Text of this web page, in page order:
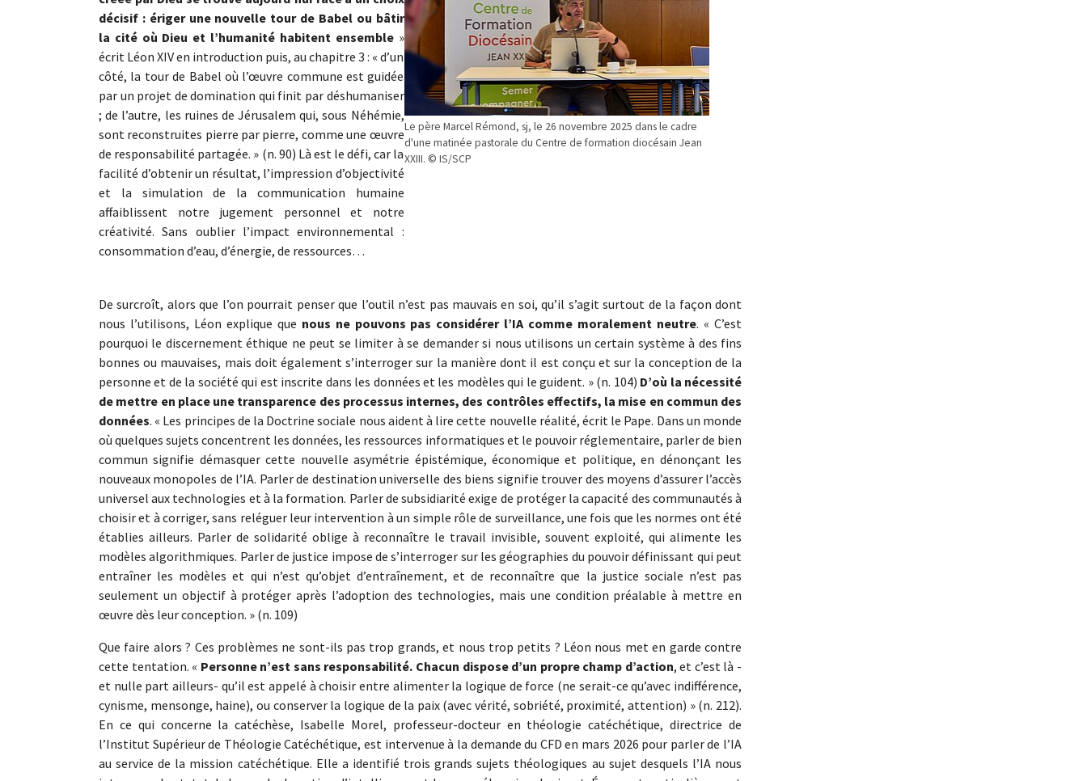
Le père Marcel Rémond, sj, le 26 novembre 2025 dans le cadre
d'une matinée pastorale du Centre de formation diocésain Jean
XXIII. © IS/SCP
décisif : ériger une nouvelle tour de Babel ou bâtir
la cité où Dieu et l’humanité habitent ensemble»
écrit Léon XIV en introduction puis, au chapitre 3 : « d’un
côté, la tour de Babel où l’œuvre commune est guidée
par un projet de domination qui finit par déshumaniser
; de l’autre, les ruines de Jérusalem qui, sous Néhémie,
sont reconstruites pierre par pierre, comme une œuvre
de responsabilité partagée. » (n. 90) Là est le défi, car la
facilité d’obtenir un résultat, l’impression d’objectivité
et la simulation de la communication humaine
affaiblissent notre jugement personnel et notre
créativité. Sans oublier l’impact environnemental :
consommation d’eau, d’énergie, de ressources…
De surcroît, alors que l’on pourrait penser que l’outil n’est pas mauvais en soi, qu’il s’agit surtout de la façon dont
nous l’utilisons, Léon explique que nous ne pouvons pas considérer l’IA comme moralement neutre. « C’est
pourquoi le discernement éthique ne peut se limiter à se demander si nous utilisons un certain système à des fins
bonnes ou mauvaises, mais doit également s’interroger sur la manière dont il est conçu et sur la conception de la
personne et de la société qui est inscrite dans les données et les modèles qui le guident. » (n. 104) D’où la nécessité
de mettre en place une transparence des processus internes, des contrôles effectifs, la mise en commun des
données. « Les principes de la Doctrine sociale nous aident à lire cette nouvelle réalité, écrit le Pape. Dans un monde
où quelques sujets concentrent les données, les ressources informatiques et le pouvoir réglementaire, parler de bien
commun signifie démasquer cette nouvelle asymétrie épistémique, économique et politique, en dénonçant les
nouveaux monopoles de l’IA. Parler de destination universelle des biens signifie trouver des moyens d’assurer l’accès
universel aux technologies et à la formation. Parler de subsidiarité exige de protéger la capacité des communautés à
choisir et à corriger, sans reléguer leur intervention à un simple rôle de surveillance, une fois que les normes ont été
établies ailleurs. Parler de solidarité oblige à reconnaître le travail invisible, souvent exploité, qui alimente les
modèles algorithmiques. Parler de justice impose de s’interroger sur les géographies du pouvoir définissant qui peut
entraîner les modèles et qui n’est qu’objet d’entraînement, et de reconnaître que la justice sociale n’est pas
seulement un objectif à protéger après l’adoption des technologies, mais une condition préalable à mettre en
œuvre dès leur conception. » (n. 109)
Que faire alors ? Ces problèmes ne sont-ils pas trop grands, et nous trop petits ? Léon nous met en garde contre
cette tentation. « Personne n’est sans responsabilité. Chacun dispose d’un propre champ d’action, et c’est là -
et nulle part ailleurs- qu’il est appelé à choisir entre alimenter la logique de force (ne serait-ce qu’avec indifférence,
cynisme, mensonge, haine), ou conserver la logique de la paix (avec vérité, sobriété, proximité, attention) » (n. 212).
En ce qui concerne la catéchèse, Isabelle Morel, professeur-docteur en théologie catéchétique, directrice de
l’Institut Supérieur de Théologie Catéchétique, est intervenue à la demande du CFD en mars 2026 pour parler de l’IA
au service de la mission catéchétique. Elle a identifié trois grands sujets théologiques au sujet desquels l’IA nous